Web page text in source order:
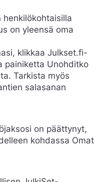
on yleensä oma
klikkaa Julkset.fi-
painiketta Unohditko
Tarkista myös
salasanan
on päättynyt,
kohdassa Omat